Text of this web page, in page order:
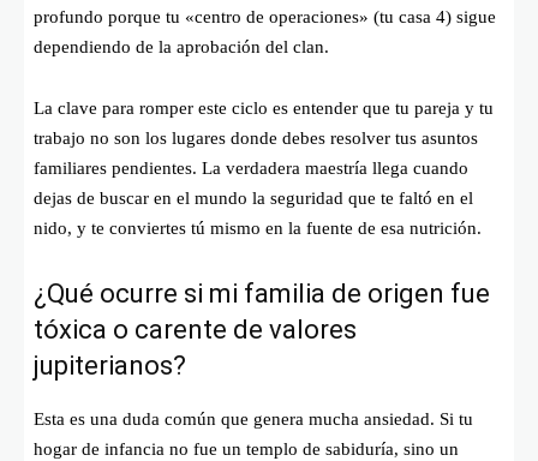
profundo porque tu «centro de operaciones» (tu casa 4) sigue
dependiendo de la aprobación del clan.
La clave para romper este ciclo es entender que tu pareja y tu
trabajo no son los lugares donde debes resolver tus asuntos
familiares pendientes. La verdadera maestría llega cuando
dejas de buscar en el mundo la seguridad que te faltó en el
nido, y te conviertes tú mismo en la fuente de esa nutrición.
¿Qué ocurre si mi familia de origen fue
tóxica o carente de valores
jupiterianos?
Esta es una duda común que genera mucha ansiedad. Si tu
hogar de infancia no fue un templo de sabiduría, sino un